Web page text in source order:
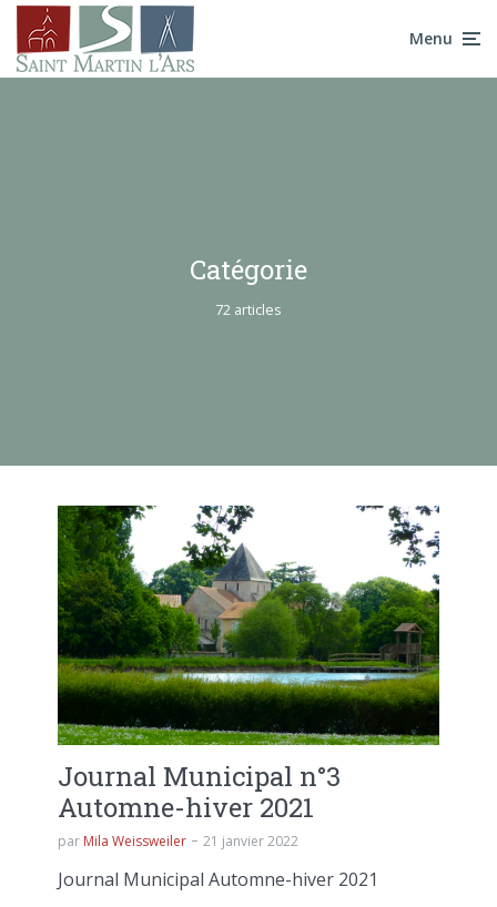
Menu
Catégorie
72 articles
Journal Municipal n°3
Automne-hiver 2021
par Mila Weissweiler 21 janvier 2022
Journal Municipal Automne-hiver 2021